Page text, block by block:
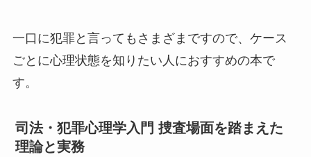
一口に犯罪と言ってもさまざまですので、ケース
ごとに心理状態を知りたい人におすすめの本で
す。
司法・犯罪心理学入門 捜査場面を踏まえた
理論と実務